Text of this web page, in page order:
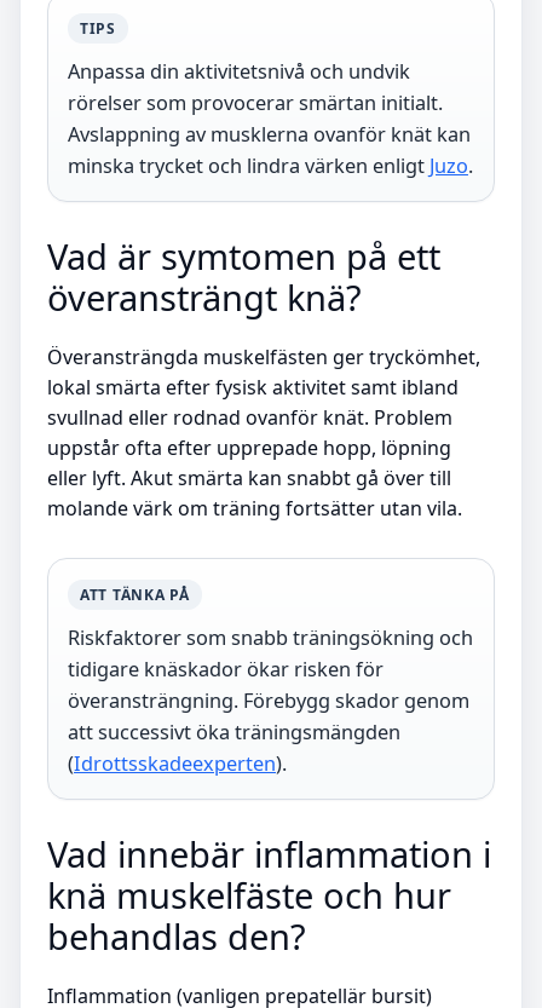
TIPS
Anpassa din aktivitetsnivå och undvik
rörelser som provocerar smärtan initialt.
Avslappning av musklerna ovanför knät kan
minska trycket och lindra värken enligt Juzo.
Vad är symtomen på ett
överansträngt knä?
Överansträngda muskelfästen ger tryckömhet,
lokal smärta efter fysisk aktivitet samt ibland
svullnad eller rodnad ovanför knät. Problem
uppstår ofta efter upprepade hopp, löpning
eller lyft. Akut smärta kan snabbt gå över till
molande värk om träning fortsätter utan vila.
ATT TÄNKA PÅ
Riskfaktorer som snabb träningsökning och
tidigare knäskador ökar risken för
överansträngning. Förebygg skador genom
att successivt öka träningsmängden
(Idrottsskadeexperten).
Vad innebär inflammation i
knä muskelfäste och hur
behandlas den?
Inflammation (vanligen prepatellär bursit)